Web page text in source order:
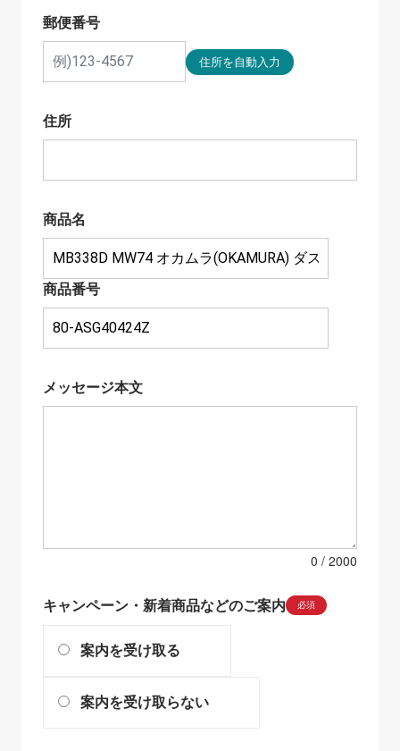
郵便番号
住所
商品名
商品番号
メッセージ本文
0
キャンペーン・新着商品などのご案内 必須
案内を受け取る
案内を受け取らない